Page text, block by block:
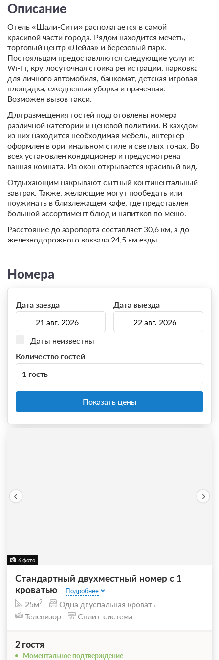
Описание
Отель «Шали-Сити» располагается в самой
красивой части города. Рядом находится мечеть,
торговый центр «Лейла» и березовый парк.
Постояльцам предоставляются следующие услуги:
Wi-Fi, круглосуточная стойка регистрации, парковка
для личного автомобиля, банкомат, детская игровая
площадка, ежедневная уборка и прачечная.
Возможен вызов такси.
Для размещения гостей подготовлены номера
различной категории и ценовой политики. В каждом
из них находится необходимая мебель, интерьер
оформлен в оригинальном стиле и светлых тонах. Во
всех установлен кондиционер и предусмотрена
ванная комната. Из окон открывается красивый вид.
Отдыхающим накрывают сытный континентальный
завтрак. Также, желающие могут пообедать или
поужинать в близлежащем кафе, где представлен
большой ассортимент блюд и напитков по меню.
Расстояние до аэропорта составляет 30,6 км, а до
железнодорожного вокзала 24,5 км езды.
Номера
Дата заезда Дата выезда
Даты неизвестны
Количество гостей
1 гость
Показать цены
6 фото
Стандартный двухместный номер с 1
кроватью
Подробнее
25м2
Одна двуспальная кровать
Телевизор
Сплит-система
2 гостя
Моментальное подтверждение